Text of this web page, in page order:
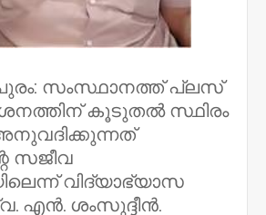
സംസ്ഥാനത്ത് പ്ലസ്
കൂടുതൽ സ്ഥിരം
സജീവ
വിദ്യാഭ്യാസ
എൻ. ശംസുദ്ദീൻ.